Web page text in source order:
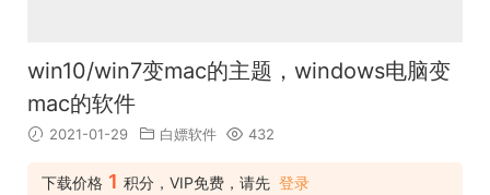
win10/win7变mac的主题，windows电脑变
mac的软件
2021-01-29 白嫖软件 432
下载价格 1 积分，VIP免费，请先 登录